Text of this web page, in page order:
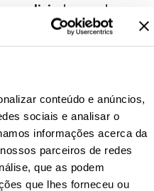
conteúdo e anúncios,
sociais e analisar o
informações acerca da
parceiros de redes
que as podem
que lhes forneceu ou
elixir
de acordo com
onde se
é100% seguro e
compróteses,